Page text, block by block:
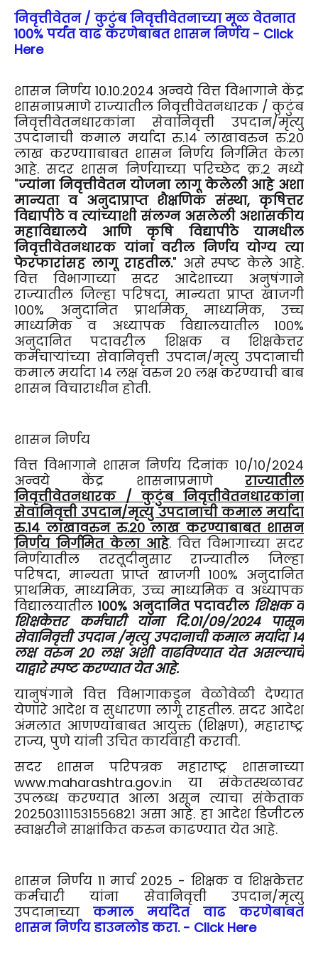
निवृत्तीवेतन / कुटुंब निवृत्तीवेतनाच्या मूळ वेतनात
100% पर्यंत वाढ करणेबाबत शासन निर्णय - Click
Here
शासन निर्णय 10.10.2024 अन्वये वित्त विभागाने केंद्र
शासनाप्रमाणे राज्यातील निवृत्तीवेतनधारक / कुटुंब
निवृत्तीवेतनधारकांना सेवानिवृत्ती उपदान/मृत्यु
उपदानाची कमाल मर्यादा रु.१४ लाखावरुन रु.२०
लाख करण्यााबाबत शासन निर्णय निर्गमित केला
आहे. सदर शासन निर्णयाच्या परिच्छेद क्र.२ मध्ये
"ज्यांना निवृत्तीवेतन योजना लागू केलेली आहे अशा
मान्यता व अनुदाप्राप्त शैक्षणिक संस्था, कृषित्तर
विद्यापीठे व त्यांच्याशी संलग्न असलेली अशासकीय
महाविद्यालये आणि कृषि विद्यापीठे यामधील
निवृत्तीवेतनधारक यांना वरील निर्णय योग्य त्या
फेरफारांसह लागू राहतील." असे स्पष्ट केले आहे.
वित्त विभागाच्या सदर आदेशाच्या अनुषंगाने
राज्यातील जिल्हा परिषदा, मान्यता प्राप्त खाजगी
१००% अनुदानित प्राथमिक, माध्यमिक, उच्च
माध्यमिक व अध्यापक विद्यालयातील १००%
अनुदानित पदावरील शिक्षक व शिक्षकेत्तर
कर्मचाऱ्यांच्या सेवानिवृत्ती उपदान/मृत्यु उपदानाची
कमाल मर्यादा १४ लक्ष वरुन २० लक्ष करण्याची बाब
शासन विचाराधीन होती.
शासन निर्णय
वित्त विभागाने शासन निर्णय दिनांक १०/१०/२०२४
अन्वये केंद्र शासनाप्रमाणे राज्यातील
निवृत्तीवेतनधारक / कुटुंब निवृत्तीवेतनधारकांना
सेवानिवृत्ती उपदान/मृत्यु उपदानाची कमाल मर्यादा
रु.१४ लाखावरुन रु.२० लाख करण्याबाबत शासन
निर्णय निर्गमित केला आहे. वित्त विभागाच्या सदर
निर्णयातील तरतूदीनुसार राज्यातील जिल्हा
परिषदा, मान्यता प्राप्त खाजगी १००% अनुदानित
प्राथमिक, माध्यमिक, उच्च माध्यमिक व अध्यापक
विद्यालयातील १००% अनुदानित पदावरील शिक्षक व
शिक्षकेत्तर कर्मचारी यांना दि.०१/०९/२०२४ पासून
सेवानिवृत्ती उपदान /मृत्यु उपदानाची कमाल मर्यादा १४
लक्ष वरुन २० लक्ष अशी वाढविण्यात येत असल्याचे
याद्वारे स्पष्ट करण्यात येत आहे.
यानुषंगाने वित्त विभागाकडून वेळोवेळी देण्यात
येणारे आदेश व सुधारणा लागू राहतील. सदर आदेश
अंमलात आणण्याबाबत आयुक्त (शिक्षण), महाराष्ट्र
राज्य, पुणे यांनी उचित कार्यवाही करावी.
सदर शासन परिपत्रक महाराष्ट्र शासनाच्या
www.maharashtra.gov.in या संकेतस्थळावर
उपलब्ध करण्यात आला असून त्याचा संकेताक
२०२५०३१११५३१५५६८२१ असा आहे. हा आदेश डिजीटल
स्वाक्षरीने साक्षांकित करुन काढण्यात येत आहे.
शासन निर्णय 11 मार्च 2025 - शिक्षक व शिक्षकेत्तर
कर्मचारी यांना सेवानिवृत्ती उपदान/मृत्यु
उपदानाच्या कमाल मर्यादेत वाढ करणेबाबत
शासन निर्णय डाउनलोड करा. - Click Here